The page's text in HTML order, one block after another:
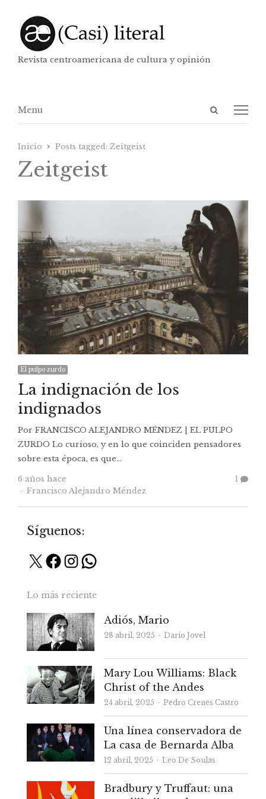
Revista centroamericana de cultura y opinión
Abrir
Menú
Menu
Inicio Posts tagged: Zeitgeist
Zeitgeist
El pulpo zurdo
La indignación de los
indignados
Por FRANCISCO ALEJANDRO MÉNDEZ | EL PULPO
ZURDO Lo curioso, y en lo que coinciden pensadores
sobre esta época, es que…
6 años hace
Autor
Francisco Alejandro Méndez
1
Síguenos:
X Facebook
Instagram
WhatsApp
Lo más reciente
Adiós, Mario
28 abril, 2025 Autor
Darío Jovel
Mary Lou Williams: Black
Christ of the Andes
24 abril, 2025 Autor
Pedro Crenes Castro
Una línea conservadora de
La casa de Bernarda Alba
12 abril, 2025 Autor
Leo De Soulas
Bradbury y Truffaut: una